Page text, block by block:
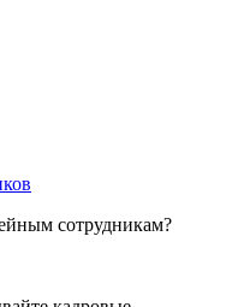
сотрудникам?